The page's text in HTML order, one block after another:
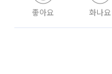
좋아요 화나요